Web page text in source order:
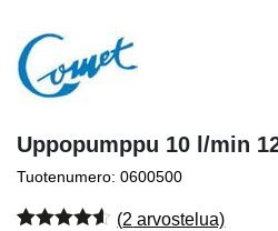
Uppopumppu 10 l/min
Tuotenumero: 0600500
(2 arvostelua)